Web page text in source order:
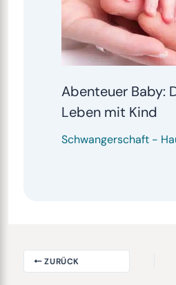
Abenteuer Baby:
Leben mit Kind
Schwangerschaft-
ZURÜCK